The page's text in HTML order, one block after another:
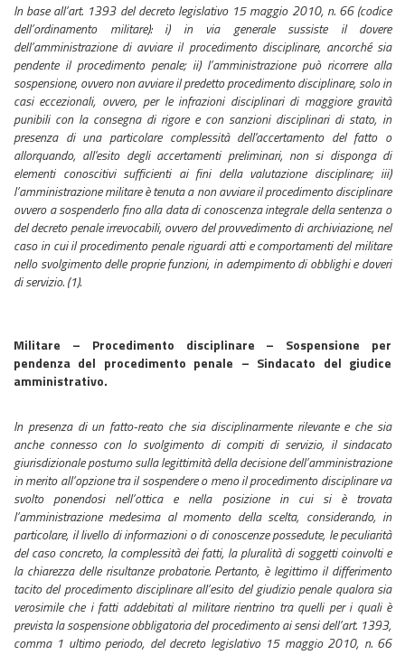
In base all’art. 1393 del decreto legislativo 15 maggio 2010, n. 66 (codice
dell’ordinamento militare): i) in via generale sussiste il dovere
dell’amministrazione di avviare il procedimento disciplinare, ancorché sia
pendente il procedimento penale; ii) l’amministrazione può ricorrere alla
sospensione, ovvero non avviare il predetto procedimento disciplinare, solo in
casi eccezionali, ovvero, per le infrazioni disciplinari di maggiore gravità
punibili con la consegna di rigore e con sanzioni disciplinari di stato, in
presenza di una particolare complessità dell'accertamento del fatto o
allorquando, all'esito degli accertamenti preliminari, non si disponga di
elementi conoscitivi sufficienti ai fini della valutazione disciplinare; iii)
l’amministrazione militare è tenuta a non avviare il procedimento disciplinare
ovvero a sospenderlo fino alla data di conoscenza integrale della sentenza o
del decreto penale irrevocabili, ovvero del provvedimento di archiviazione, nel
caso in cui il procedimento penale riguardi atti e comportamenti del militare
nello svolgimento delle proprie funzioni, in adempimento di obblighi e doveri
di servizio. (1).
Militare – Procedimento disciplinare – Sospensione per
pendenza del procedimento penale – Sindacato del giudice
amministrativo.
In presenza di un fatto-reato che sia disciplinarmente rilevante e che sia
anche connesso con lo svolgimento di compiti di servizio, il sindacato
giurisdizionale postumo sulla legittimità della decisione dell’amministrazione
in merito all’opzione tra il sospendere o meno il procedimento disciplinare va
svolto ponendosi nell’ottica e nella posizione in cui si è trovata
l’amministrazione medesima al momento della scelta, considerando, in
particolare, il livello di informazioni o di conoscenze possedute, le peculiarità
del caso concreto, la complessità dei fatti, la pluralità di soggetti coinvolti e
la chiarezza delle risultanze probatorie. Pertanto, è legittimo il differimento
tacito del procedimento disciplinare all’esito del giudizio penale qualora sia
verosimile che i fatti addebitati al militare rientrino tra quelli per i quali è
prevista la sospensione obbligatoria del procedimento ai sensi dell’art. 1393,
comma 1 ultimo periodo, del decreto legislativo 15 maggio 2010, n. 66